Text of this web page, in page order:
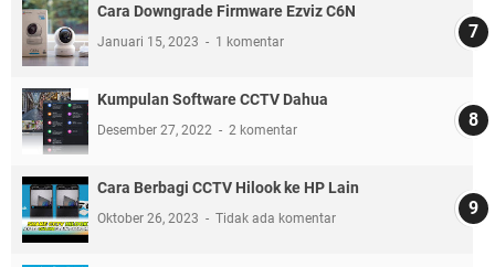
Cara Downgrade Firmware Ezviz C6N
Januari 15, 2023 1 komentar
Kumpulan Software CCTV Dahua
Desember 27, 2022 2 komentar
Cara Berbagi CCTV Hilook ke HP Lain
Oktober 26, 2023 Tidak ada komentar